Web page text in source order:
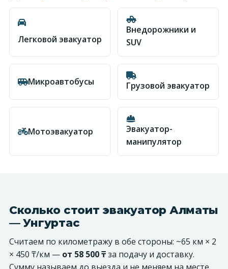
Легковой эвакуатор
Внедорожники и
SUV
Микроавтобусы Грузовой эвакуатор
Мотоэвакуатор
Эвакуатор-
манипулятор
Сколько стоит эвакуатор Алматы
— Унгуртас
Считаем по километражу в обе стороны: ~65 км × 2
× 450 ₸/км — от 58 500 ₸за подачу и доставку.